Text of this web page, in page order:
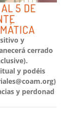
5 DE
y
cerrado
y podéis
y perdonad